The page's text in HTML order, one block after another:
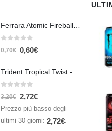
Ferrara Atomic Fireballs Cinnamon 1 Piece - 5 gr
0,70€ 0,60€
Trident Tropical Twist - 26,6 gr
3,20€ 2,72€
Prezzo più basso degli
ultimi 30 giorni: 2,72€